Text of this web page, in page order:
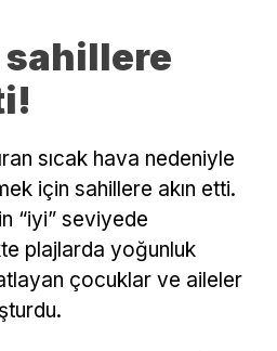
sahillere
sıcak hava nedeniyle
için sahillere akın etti.
“iyi” seviyede
plajlarda yoğunluk
çocuklar ve aileler